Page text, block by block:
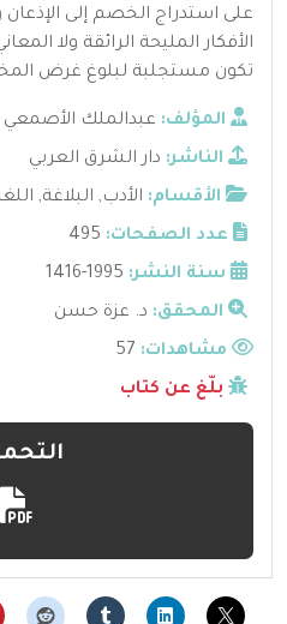
على استدراج الخصم إلى الإذعان
الأفكار المليحة الرائقة ولا
تكون مستجلبة لبلوغ غرض
المؤلف: عبدالملك الأصمعي
الناشر: دار الشرق العربي
الأقسام: الأدب, البلاغة,
عدد الصفحات: 495
سنة النشر: 1995-1416
المحقق: د. عزة حسن
مشاهدات:
بلّغ عن كتاب